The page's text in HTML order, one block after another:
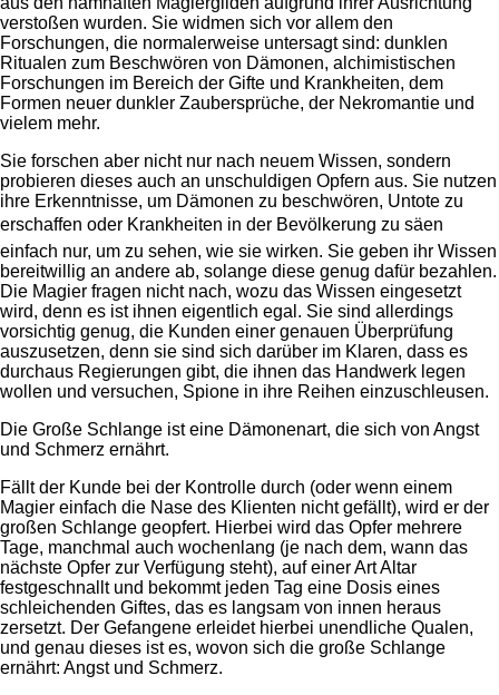
verstoßen wurden. Sie widmen sich vor allem den
Forschungen, die normalerweise untersagt sind: dunklen
Ritualen zum Beschwören von Dämonen, alchimistischen
Forschungen im Bereich der Gifte und Krankheiten, dem
Formen neuer dunkler Zaubersprüche, der Nekromantie und
vielem mehr.
Sie forschen aber nicht nur nach neuem Wissen, sondern
probieren dieses auch an unschuldigen Opfern aus. Sie nutzen
ihre Erkenntnisse, um Dämonen zu beschwören, Untote zu
erschaffen oder Krankheiten in der Bevölkerung zu säen 
einfach nur, um zu sehen, wie sie wirken. Sie geben ihr Wissen
bereitwillig an andere ab, solange diese genug dafür bezahlen.
Die Magier fragen nicht nach, wozu das Wissen eingesetzt
wird, denn es ist ihnen eigentlich egal. Sie sind allerdings
vorsichtig genug, die Kunden einer genauen Überprüfung
auszusetzen, denn sie sind sich darüber im Klaren, dass es
durchaus Regierungen gibt, die ihnen das Handwerk legen
wollen und versuchen, Spione in ihre Reihen einzuschleusen.
Die Große Schlange ist eine Dämonenart, die sich von Angst
und Schmerz ernährt.
Fällt der Kunde bei der Kontrolle durch (oder wenn einem
Magier einfach die Nase des Klienten nicht gefällt), wird er der
großen Schlange geopfert. Hierbei wird das Opfer mehrere
Tage, manchmal auch wochenlang (je nach dem, wann das
nächste Opfer zur Verfügung steht), auf einer Art Altar
festgeschnallt und bekommt jeden Tag eine Dosis eines
schleichenden Giftes, das es langsam von innen heraus
zersetzt. Der Gefangene erleidet hierbei unendliche Qualen,
und genau dieses ist es, wovon sich die große Schlange
ernährt: Angst und Schmerz.